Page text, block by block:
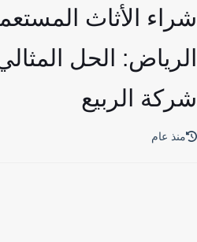
الأثاث
الحل المثالي
الربيع
عام